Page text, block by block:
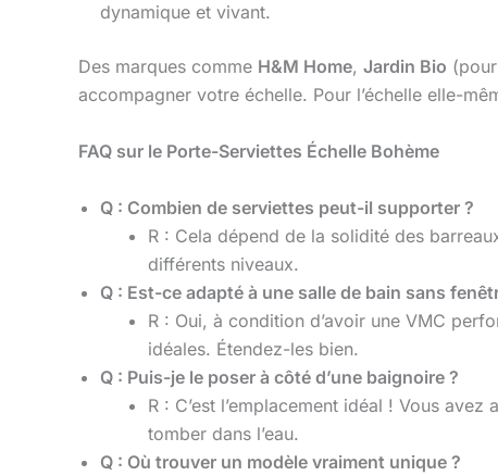
dynamique et vivant.
Des marques comme H&M Home, Jardin Bio
accompagner votre échelle. Pour l’échelle elle-
FAQ sur le Porte-Serviettes Échelle Bohème
Q : Combien de serviettes peut-il supporter ?
R : Cela dépend de la solidité des
différents niveaux.
Q : Est-ce adapté à une salle de bain sans
R : Oui, à condition d’avoir une VMC
idéales. Étendez-les bien.
Q : Puis-je le poser à côté d’une baignoire ?
R : C’est l’emplacement idéal ! Vous
tomber dans l’eau.
Q : Où trouver un modèle vraiment unique ?